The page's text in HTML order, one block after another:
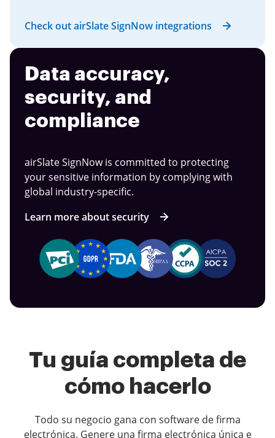
Check out airSlate SignNow integrations
Data accuracy,
security, and
compliance
airSlate SignNow is committed to protecting
your sensitive information by complying with
global industry-specific.
Learn more about security
Tu guía completa de
cómo hacerlo
Todo su negocio gana con software de firma
electrónica. Genere una firma electrónica única e